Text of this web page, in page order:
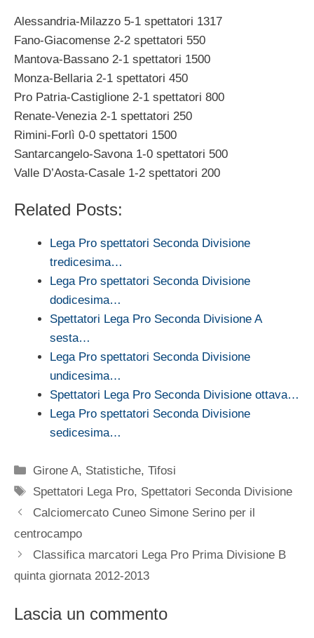
Alessandria-Milazzo 5-1 spettatori 1317
Fano-Giacomense 2-2 spettatori 550
Mantova-Bassano 2-1 spettatori 1500
Monza-Bellaria 2-1 spettatori 450
Pro Patria-Castiglione 2-1 spettatori 800
Renate-Venezia 2-1 spettatori 250
Rimini-Forlì 0-0 spettatori 1500
Santarcangelo-Savona 1-0 spettatori 500
Valle D’Aosta-Casale 1-2 spettatori 200
Related Posts:
Lega Pro spettatori Seconda Divisione
tredicesima…
Lega Pro spettatori Seconda Divisione
dodicesima…
Spettatori Lega Pro Seconda Divisione A
sesta…
Lega Pro spettatori Seconda Divisione
undicesima…
Spettatori Lega Pro Seconda Divisione ottava…
Lega Pro spettatori Seconda Divisione
sedicesima…
Categorie
Girone A, Statistiche,Tifosi
Tag
Spettatori Lega Pro, Spettatori Seconda Divisione
Calciomercato Cuneo Simone Serino per il
centrocampo
Classifica marcatori Lega Pro Prima Divisione B
quinta giornata 2012-2013
Lascia un commento